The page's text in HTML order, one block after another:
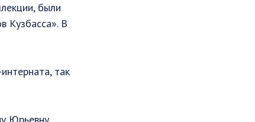
были
Кузбасса». В
так